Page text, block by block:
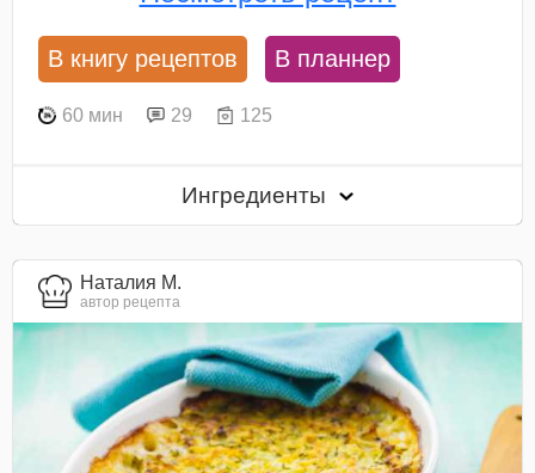
В книгу рецептов В планнер
60 мин 29 125
Ингредиенты
Наталия М.
автор рецепта